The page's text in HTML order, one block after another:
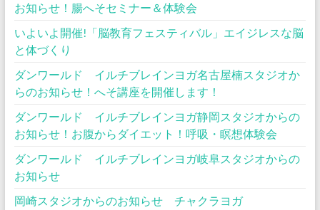
お知らせ！腸へそセミナー＆体験会
いよいよ開催!「脳教育フェスティバル」エイジレスな脳
と体づくり
ダンワールド イルチブレインヨガ名古屋楠スタジオか
らのお知らせ！へそ講座を開催します！
ダンワールド イルチブレインヨガ静岡スタジオからの
お知らせ！お腹からダイエット！呼吸・瞑想体験会
ダンワールド イルチブレインヨガ岐阜スタジオからの
お知らせ
岡崎スタジオからのお知らせ チャクラヨガ